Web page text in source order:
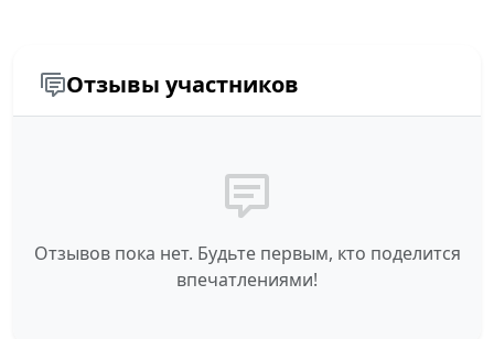
Отзывы участников
Отзывов пока нет. Будьте первым, кто поделится
впечатлениями!